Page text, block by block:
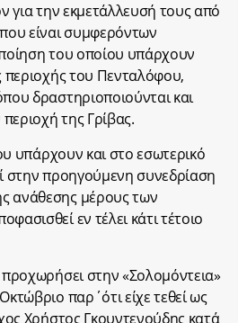
για την εκμετάλλευσή τους από
είναι συμφερόντων
του οποίου υπάρχουν
περιοχής του Πενταλόφου,
δραστηριοποιούνται και
της Γρίβας.
υπάρχουν και στο εσωτερικό
στην προηγούμενη συνεδρίαση
ανάθεσης μέρους των
εν τέλει κάτι τέτοιο
στην «Σολομόντεια»
παρ΄ότι είχε τεθεί ως
Χρήστος Γκουντενούδης κατά